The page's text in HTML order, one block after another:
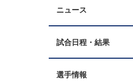
ニュース
試合日程・結果
選手情報